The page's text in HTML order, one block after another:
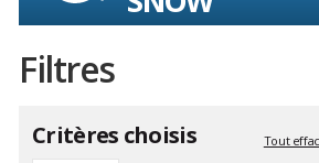
Filtres
Critères choisis Tout